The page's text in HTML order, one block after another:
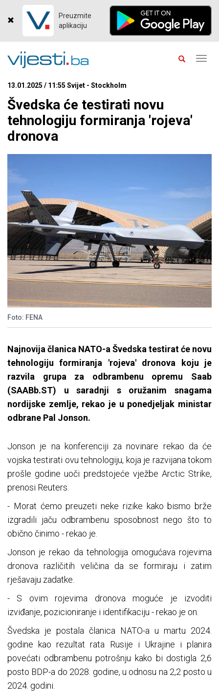
Preuzmite
aplikaciju
13.01.2025 / 11:55 Svijet - Stockholm
Švedska će testirati novu
tehnologiju formiranja 'rojeva'
dronova
Foto: FENA
Najnovija članica NATO-a Švedska testirat će novu
tehnologiju formiranja 'rojeva' dronova koju je
razvila grupa za odbrambenu opremu Saab
(SAABb.ST) u saradnji s oružanim snagama
nordijske zemlje, rekao je u ponedjeljak ministar
odbrane Pal Jonson.
Jonson je na konferenciji za novinare rekao da će
vojska testirati ovu tehnologiju, koja je razvijana tokom
prošle godine uoči predstojeće vježbe Arctic Strike,
prenosi Reuters.
- Morat ćemo preuzeti neke rizike kako bismo brže
izgradili jaču odbrambenu sposobnost nego što to
obično činimo - rekao je.
Jonson je rekao da tehnologija omogućava rojevima
dronova različitih veličina da se formiraju i zatim
rješavaju zadatke.
- S ovim rojevima dronova moguće je izvoditi
izviđanje, pozicioniranje i identifikaciju - rekao je on.
Švedska je postala članica NATO-a u martu 2024.
godine kao rezultat rata Rusije i Ukrajine i planira
povećati odbrambenu potrošnju kako bi dostigla 2,6
posto BDP-a do 2028. godine, u odnosu na 2,2 posto u
2024. godini.